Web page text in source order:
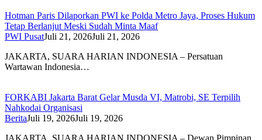
Hotman Paris Dilaporkan PWI ke Polda Metro Jaya, Proses Hukum
Tetap Berlanjut Meski Sudah Minta Maaf
PWI PusatJuli 21, 2026Juli 21, 2026
JAKARTA, SUARA HARIAN INDONESIA – Persatuan
Wartawan Indonesia…
FORKABI Jakarta Barat Gelar Musda VI, Matrobi, SE Terpilih
Nahkodai Organisasi
BeritaJuli 19, 2026Juli 19, 2026
JAKARTA, SUARA HARIAN INDONESIA – Dewan Pimpinan